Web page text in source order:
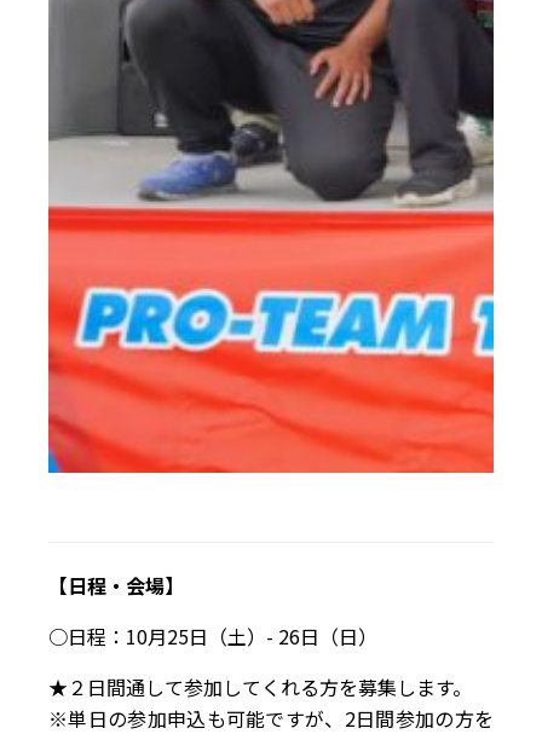
【日程・会場】
○日程：10月25日（土）- 26日（日）
★２日間通して参加してくれる方を募集します。
※単日の参加申込も可能ですが、2日間参加の方を